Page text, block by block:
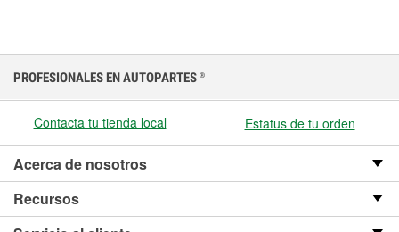
PROFESIONALES EN AUTOPARTES ®
Contacta tu tienda local Estatus de tu orden
Acerca de nosotros
Recursos